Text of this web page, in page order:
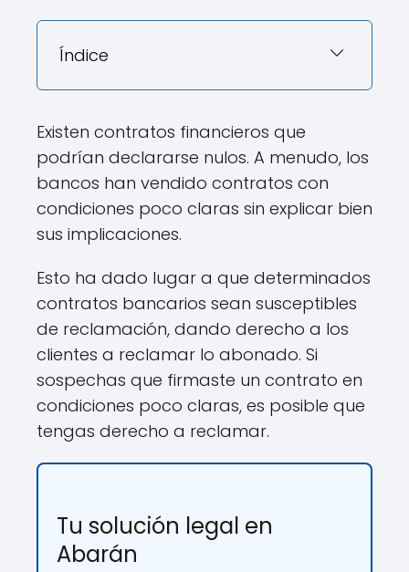
Índice
Existen contratos financieros que
podrían declararse nulos. A menudo, los
bancos han vendido contratos con
condiciones poco claras sin explicar bien
sus implicaciones.
Esto ha dado lugar a que determinados
contratos bancarios sean susceptibles
de reclamación, dando derecho a los
clientes a reclamar lo abonado. Si
sospechas que firmaste un contrato en
condiciones poco claras, es posible que
tengas derecho a reclamar.
Tu solución legal en
Abarán